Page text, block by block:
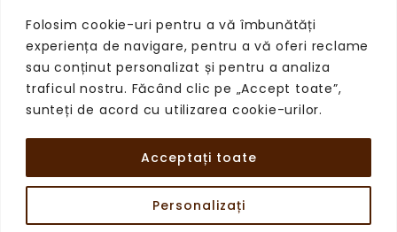
Folosim cookie-uri pentru a vă îmbunătăți
experiența de navigare, pentru a vă oferi reclame
sau conținut personalizat și pentru a analiza
traficul nostru. Făcând clic pe „Accept toate”,
sunteți de acord cu utilizarea cookie-urilor.
Personalizați
Acceptați toate
Copyright © 2026 VendingRetail, Toate drepturile
rezervate.